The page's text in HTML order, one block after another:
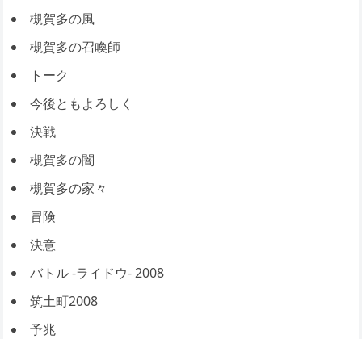
槻賀多の風
槻賀多の召喚師
トーク
今後ともよろしく
決戦
槻賀多の闇
槻賀多の家々
冒険
決意
バトル -ライドウ- 2008
筑土町2008
予兆